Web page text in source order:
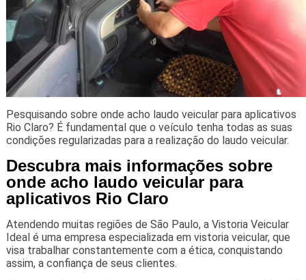
Pesquisando sobre onde acho laudo veicular para aplicativos
Rio Claro? É fundamental que o veículo tenha todas as suas
condições regularizadas para a realização do laudo veicular.
Descubra mais informações sobre
onde acho laudo veicular para
aplicativos Rio Claro
Atendendo muitas regiões de São Paulo, a Vistoria Veicular
Ideal é uma empresa especializada em vistoria veicular, que
visa trabalhar constantemente com a ética, conquistando
assim, a confiança de seus clientes.